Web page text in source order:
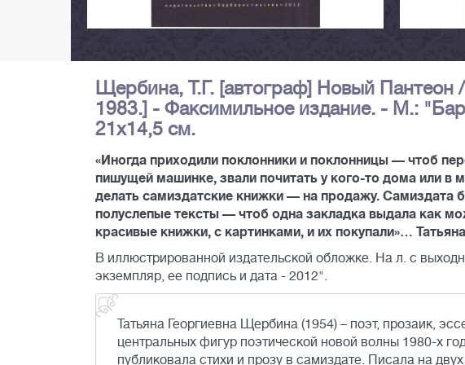
Щербина, Т.Г. [автограф] Новый
1983.] - Факсимильное издание. - М.:
21х14,5 см.
«Иногда приходили поклонники и поклонницы — чтоб
пишущей машинке, звали почитать у кого-то дома или в
делать самиздатские книжки — на продажу. Самиздата
полуслепые тексты — чтоб одна закладка выдала как
красивые книжки, с картинками, и их покупали»…
В иллюстрированной издательской обложке. На л. с
экземпляр, ее подпись и дата - 2012".
Татьяна Георгиевна Щербина (1954) – поэт, прозаик,
центральных фигур поэтической новой волны 1980-х
публиковала стихи и прозу в самиздате. Писала на